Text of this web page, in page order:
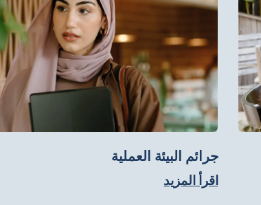
جرائم البيئة العملية
اقرأ المزيد